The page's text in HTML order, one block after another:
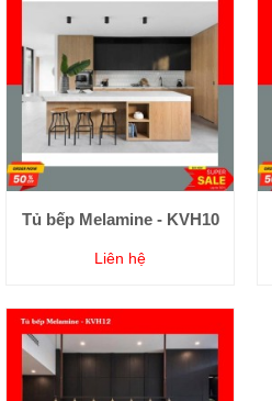
Tủ bếp Melamine - KVH10
Liên hệ